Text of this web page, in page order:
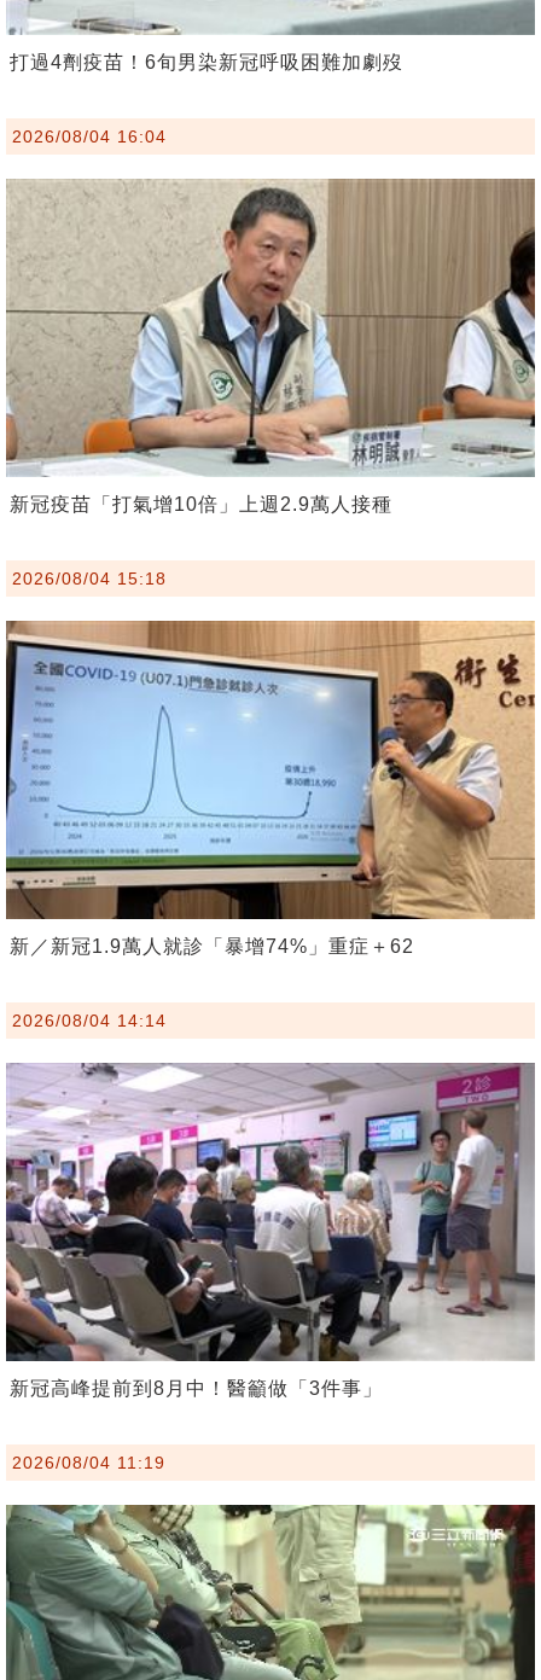
打過4劑疫苗！6旬男染新冠呼吸困難加劇歿
2026/08/04 16:04
新冠疫苗「打氣增10倍」上週2.9萬人接種
2026/08/04 15:18
新／新冠1.9萬人就診「暴增74%」重症＋62
2026/08/04 14:14
新冠高峰提前到8月中！醫籲做「3件事」
2026/08/04 11:19